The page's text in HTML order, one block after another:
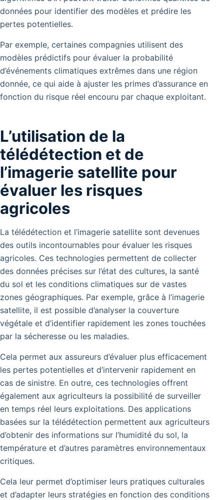
données pour identifier des modèles et prédire les
pertes potentielles.
Par exemple, certaines compagnies utilisent des
modèles prédictifs pour évaluer la probabilité
d’événements climatiques extrêmes dans une région
donnée, ce qui aide à ajuster les primes d’assurance en
fonction du risque réel encouru par chaque exploitant.
L’utilisation de la
télédétection et de
l’imagerie satellite pour
évaluer les risques
agricoles
La télédétection et l’imagerie satellite sont devenues
des outils incontournables pour évaluer les risques
agricoles. Ces technologies permettent de collecter
des données précises sur l’état des cultures, la santé
du sol et les conditions climatiques sur de vastes
zones géographiques. Par exemple, grâce à l’imagerie
satellite, il est possible d’analyser la couverture
végétale et d’identifier rapidement les zones touchées
par la sécheresse ou les maladies.
Cela permet aux assureurs d’évaluer plus efficacement
les pertes potentielles et d’intervenir rapidement en
cas de sinistre. En outre, ces technologies offrent
également aux agriculteurs la possibilité de surveiller
en temps réel leurs exploitations. Des applications
basées sur la télédétection permettent aux agriculteurs
d’obtenir des informations sur l’humidité du sol, la
température et d’autres paramètres environnementaux
critiques.
Cela leur permet d’optimiser leurs pratiques culturales
et d’adapter leurs stratégies en fonction des conditions